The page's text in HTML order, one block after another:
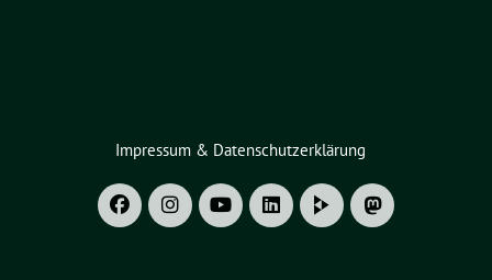
Impressum & Datenschutzerklärung